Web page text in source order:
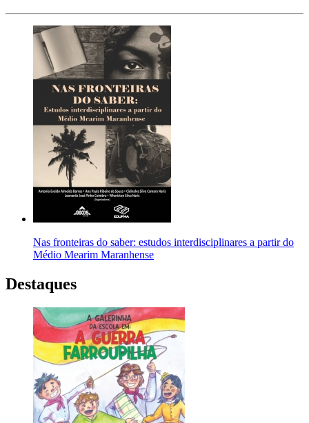
Nas fronteiras do saber: estudos interdisciplinares a partir do
Médio Mearim Maranhense
Destaques